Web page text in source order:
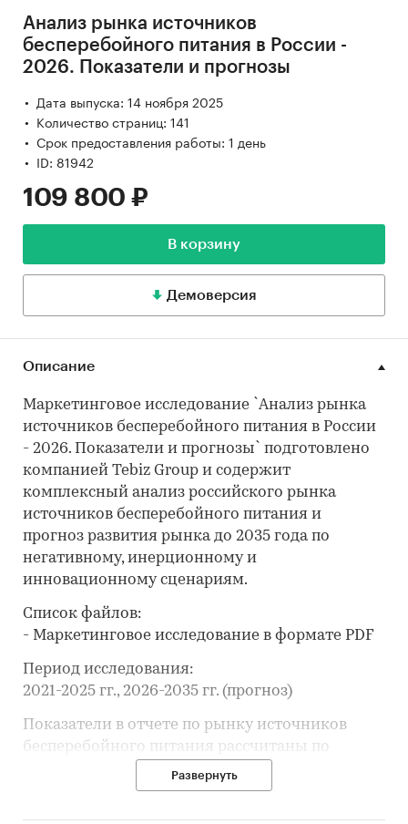
Анализ рынка источников
бесперебойного питания в России -
2026. Показатели и прогнозы
Дата выпуска: 14 ноября 2025
Количество страниц: 141
Срок предоставления работы: 1 день
ID: 81942
109 800 ₽
В корзину
Демоверсия
Описание
Маркетинговое исследование `Анализ рынка
источников бесперебойного питания в России
- 2026. Показатели и прогнозы` подготовлено
компанией Tebiz Group и содержит
комплексный анализ российского рынка
источников бесперебойного питания и
прогноз развития рынка до 2035 года по
негативному, инерционному и
инновационному сценариям.
Список файлов:
- Маркетинговое исследование в формате PDF
Период исследования:
2021-2025 гг., 2026-2035 гг. (прогноз)
Показатели в отчете по рынку источников
бесперебойного питания рассчитаны по
данным Tebiz Group на основе собственной
базы данных, официальной статистики,
Развернуть